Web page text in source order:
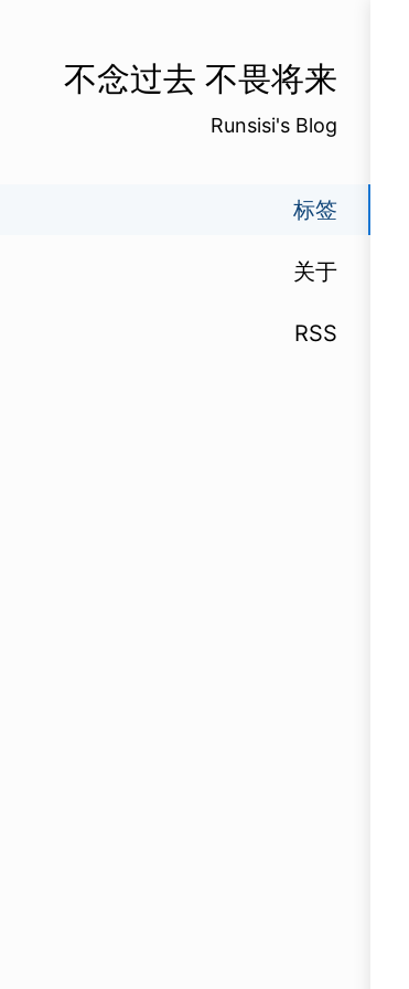
不念过去 不畏将来
Runsisi's Blog
标签
关于
RSS